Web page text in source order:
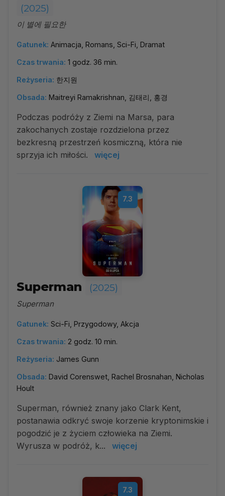
(2025)
이 별에 필요한
Gatunek: Animacja, Romans, Sci-Fi, Dramat
Czas trwania: 1 godz. 36 min.
Reżyseria: 한지원
Obsada: Maitreyi Ramakrishnan, 김태리, 홍경
Podczas podróży z Ziemi na Marsa, para
zakochanych zostaje rozdzielona przez
bezkresną przestrzeń kosmiczną, która nie
sprzyja ich miłości.
więcej
7.3
Superman (2025)
Superman
Gatunek: Sci-Fi, Przygodowy, Akcja
Czas trwania: 2 godz. 10 min.
Reżyseria: James Gunn
Obsada: David Corenswet, Rachel Brosnahan, Nicholas
Hoult
Superman, również znany jako Clark Kent,
postanawia odkryć swoje korzenie kryptonimskie i
pogodzić je z życiem człowieka na Ziemi.
Wyrusza w podróż, k...
więcej
7.3